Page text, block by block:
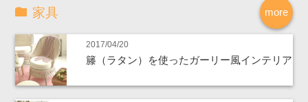
more
家具
2017/04/20
籐（ラタン）を使ったガーリー風インテリア